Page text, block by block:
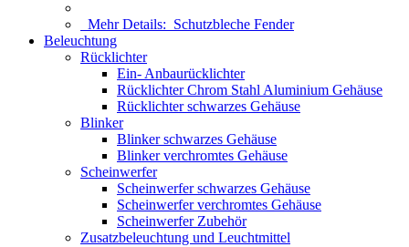
Mehr Details: Schutzbleche Fender
Beleuchtung
Rücklichter
Ein- Anbaurücklichter
Rücklichter Chrom Stahl Aluminium Gehäuse
Rücklichter schwarzes Gehäuse
Blinker
Blinker schwarzes Gehäuse
Blinker verchromtes Gehäuse
Scheinwerfer
Scheinwerfer schwarzes Gehäuse
Scheinwerfer verchromtes Gehäuse
Scheinwerfer Zubehör
Zusatzbeleuchtung und Leuchtmittel